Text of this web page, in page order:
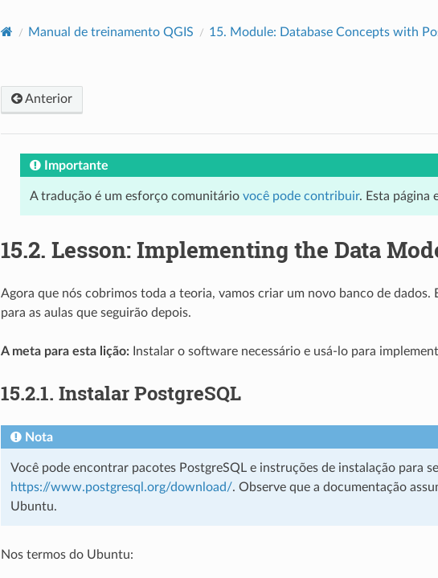
Manual de treinamento QGIS 15. Module: Database Concepts with
Anterior
Importante
A tradução é um esforço comunitário você pode contribuir. Esta página
15.2. Lesson: Implementing the Data
Agora que nós cobrimos toda a teoria, vamos criar um novo banco de dados.
para as aulas que seguirão depois.
A meta para esta lição:Instalar o software necessário e usá-lo para
15.2.1. Instalar PostgreSQL
Nota
Você pode encontrar pacotes PostgreSQL e instruções de instalação para
https://www.postgresql.org/download/. Observe que a documentação
Ubuntu.
Nos termos do Ubuntu: